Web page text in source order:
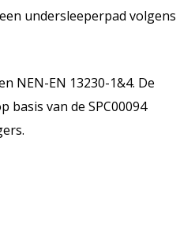
undersleeperpad volgens
NEN-EN 13230-1&4. De
van de SPC00094